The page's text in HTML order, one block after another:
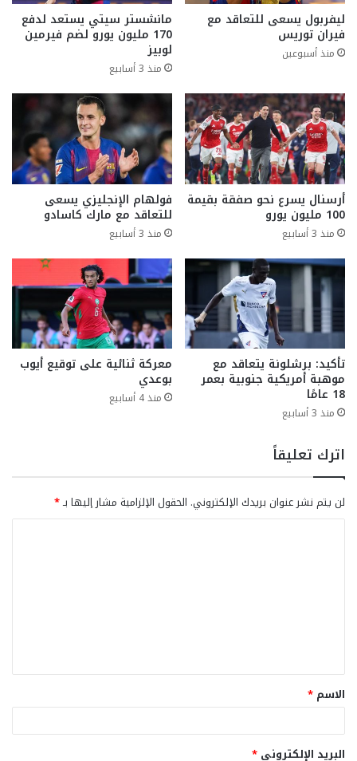
ليفربول يسعى للتعاقد مع
فيران توريس
منذ أسبوعين
مانشستر سيتي يستعد لدفع
170 مليون يورو لضم فيرمين
لوبيز
منذ 3 أسابيع
أرسنال يسرع نحو صفقة بقيمة
100 مليون يورو
منذ 3 أسابيع
فولهام الإنجليزي يسعى
للتعاقد مع مارك كاسادو
منذ 3 أسابيع
تأكيد: برشلونة يتعاقد مع
موهبة أمريكية جنوبية بعمر
18 عامًا
منذ 3 أسابيع
معركة ثنائية على توقيع أيوب
بوعدي
منذ 4 أسابيع
اترك تعليقاً
لن يتم نشر عنوان بريدك الإلكتروني. الحقول الإلزامية مشار إليها بـ*
ق
*
الاسم *
البريد الإلكتروني *